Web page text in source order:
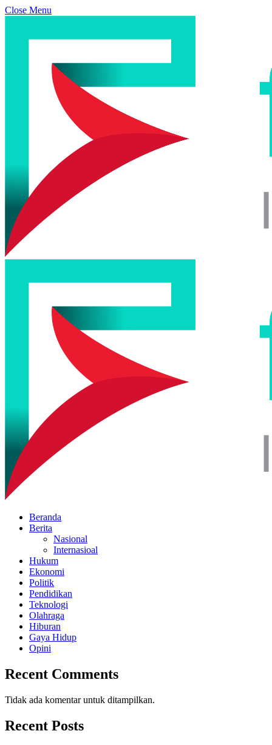
Close Menu
Beranda
Berita
Nasional
Internasioal
Hukum
Ekonomi
Politik
Pendidikan
Teknologi
Olahraga
Hiburan
Gaya Hidup
Opini
Recent Comments
Tidak ada komentar untuk ditampilkan.
Recent Posts